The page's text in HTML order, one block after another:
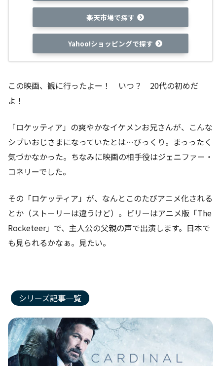
楽天市場で探す
Yahoo!ショッピングで探す
この映画、観に行ったよー！ いつ？ 20代の初めだ
よ！
「ロケッティア」の爽やかなイケメンお兄さんが、こんな
シブいおじさまになっていたとは…びっくり。まっったく
気づかなかった。ちなみに映画の相手役はジェニファー・
コネリーでした。
その「ロケッティア」が、なんとこのたびアニメ化される
とか（ストーリーは違うけど）。ビリーはアニメ版「The
Rocketeer」で、主人公の父親の声で出演します。日本で
も見られるかなぁ。見たい。
シリーズ記事一覧